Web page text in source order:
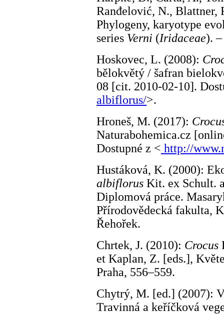
Ranđelović, N., Blattner,
Phylogeny, karyotype
series Verni (Iridaceae).
Hoskovec, L. (2008):
bělokvětý / šafran
08 [cit. 2010-02-10].
albiflorus/>.
Hroneš, M. (2017):
Naturabohemica.cz
Dostupné z < http://
Hustáková, K. (2000):
albiflorus Kit. ex Schult.
Diplomová práce.
Přírodovědecká fakulta,
Řehořek.
Chrtek, J. (2010): Crocus
et Kaplan, Z. [eds.],
Praha, 556–559.
Chytrý, M. [ed.] (2007):
Travinná a keříčková